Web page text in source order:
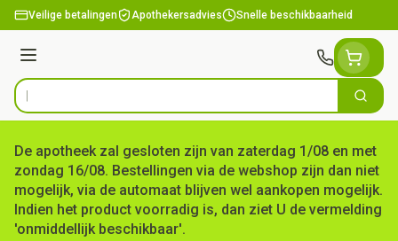
Ga naar de inhoud
Veilige betalingen Apothekersadvies Snelle beschikbaarheid
Menu
Product, merk, categorie... Zoek
De apotheek zal gesloten zijn van zaterdag 1/08 en met
zondag 16/08. Bestellingen via de webshop zijn dan niet
mogelijk, via de automaat blijven wel aankopen mogelijk.
Indien het product voorradig is, dan ziet U de vermelding
'onmiddellijk beschikbaar'.